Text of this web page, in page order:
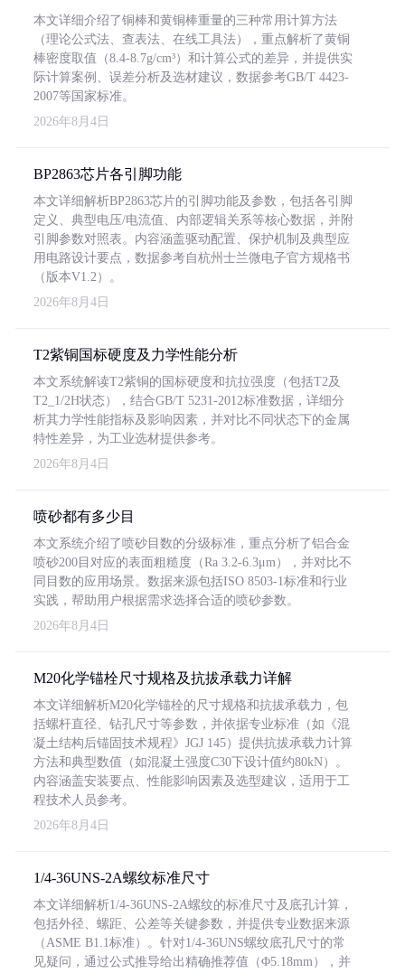
本文详细介绍了铜棒和黄铜棒重量的三种常用计算方法
（理论公式法、查表法、在线工具法），重点解析了黄铜
棒密度取值（8.4-8.7g/cm³）和计算公式的差异，并提供实
际计算案例、误差分析及选材建议，数据参考GB/T 4423-
2007等国家标准。
2026年8月4日
BP2863芯片各引脚功能
本文详细解析BP2863芯片的引脚功能及参数，包括各引脚
定义、典型电压/电流值、内部逻辑关系等核心数据，并附
引脚参数对照表。内容涵盖驱动配置、保护机制及典型应
用电路设计要点，数据参考自杭州士兰微电子官方规格书
（版本V1.2）。
2026年8月4日
T2紫铜国标硬度及力学性能分析
本文系统解读T2紫铜的国标硬度和抗拉强度（包括T2及
T2_1/2H状态），结合GB/T 5231-2012标准数据，详细分
析其力学性能指标及影响因素，并对比不同状态下的金属
特性差异，为工业选材提供参考。
2026年8月4日
喷砂都有多少目
本文系统介绍了喷砂目数的分级标准，重点分析了铝合金
喷砂200目对应的表面粗糙度（Ra 3.2-6.3μm），并对比不
同目数的应用场景。数据来源包括ISO 8503-1标准和行业
实践，帮助用户根据需求选择合适的喷砂参数。
2026年8月4日
M20化学锚栓尺寸规格及抗拔承载力详解
本文详细解析M20化学锚栓的尺寸规格和抗拔承载力，包
括螺杆直径、钻孔尺寸等参数，并依据专业标准（如《混
凝土结构后锚固技术规程》JGJ 145）提供抗拔承载力计算
方法和典型数值（如混凝土强度C30下设计值约80kN）。
内容涵盖安装要点、性能影响因素及选型建议，适用于工
程技术人员参考。
2026年8月4日
1/4-36UNS-2A螺纹标准尺寸
本文详细解析1/4-36UNS-2A螺纹的标准尺寸及底孔计算，
包括外径、螺距、公差等关键参数，并提供专业数据来源
（ASME B1.1标准）。针对1/4-36UNS螺纹底孔尺寸的常
见疑问，通过公式推导给出精确推荐值（Φ5.18mm），并